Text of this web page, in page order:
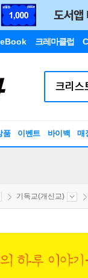
eBook 크레마클럽
품 이벤트 바이백 매
기독교(개신교)